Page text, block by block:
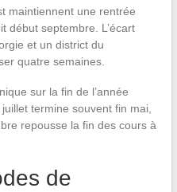
maintiennent une rentrée
début septembre. L’écart
et un district du
quatre semaines.
sur la fin de l’année
termine souvent fin mai,
repousse la fin des cours à
de